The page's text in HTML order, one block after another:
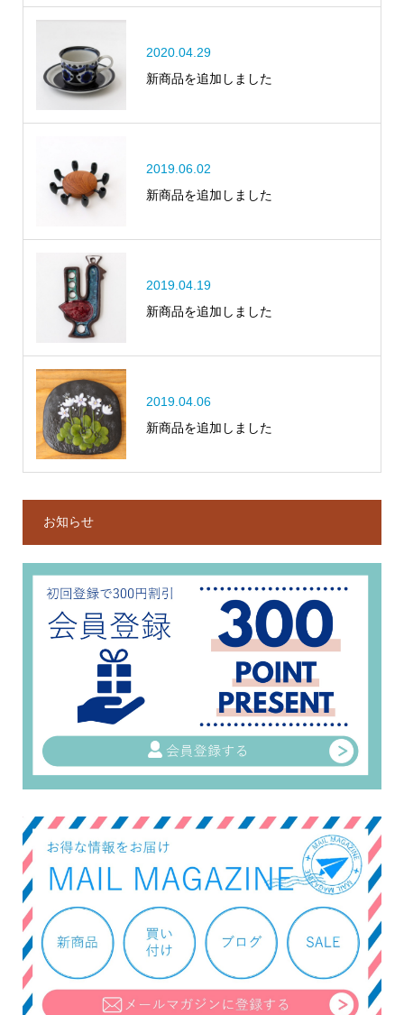
2020.04.29
新商品を追加しました
2019.06.02
新商品を追加しました
2019.04.19
新商品を追加しました
2019.04.06
新商品を追加しました
お知らせ